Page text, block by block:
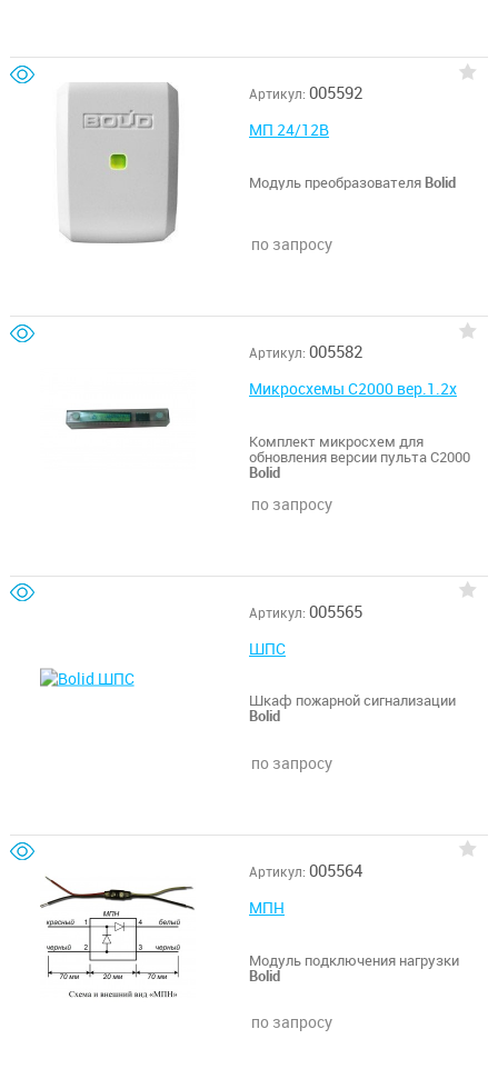
Артикул: 005592
МП 24/12В
Модуль преобразователя Bolid
по запросу
Артикул: 005582
Микросхемы С2000 вер.1.2х
Комплект микросхем для
обновления версии пульта С2000
Bolid
по запросу
Артикул: 005565
ШПС
Шкаф пожарной сигнализации
Bolid
по запросу
Артикул: 005564
МПН
Модуль подключения нагрузки
Bolid
по запросу